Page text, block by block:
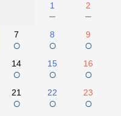
1
－
2
－
7
○
8
○
9
○
14
○
15
○
16
○
21
○
22
○
23
○